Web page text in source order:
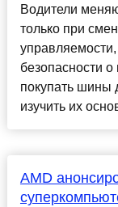
Водители
только при
безопасности
покупать шины
изучить их
AMD